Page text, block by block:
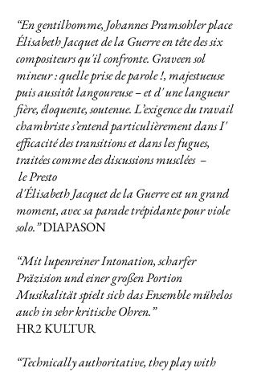
“En gentilhomme, Johannes Pramsohler place
Élisabeth Jacquet de la Guerre en tête des six
compositeurs qu'il confronte. Graveen sol
mineur : quelle prise de parole !, majestueuse
puis aussitôt langoureuse – et d' une langueur
fière, éloquente, soutenue. L’exigence du travail
chambriste s’entend particulièrement dans I'
efficacité des transitions et dans les fugues,
traitées comme des discussions musclées –
le Presto
d'Élisabeth Jacquet de la Guerre est un grand
moment, avec sa parade trépidante pour viole
solo.”DIAPASON
“Mit lupenreiner Intonation, scharfer
Präzision und einer großen Portion
Musikalität spielt sich das Ensemble mühelos
auch in sehr kritische Ohren.”
HR2 KULTUR
“Technically authoritative, they play with